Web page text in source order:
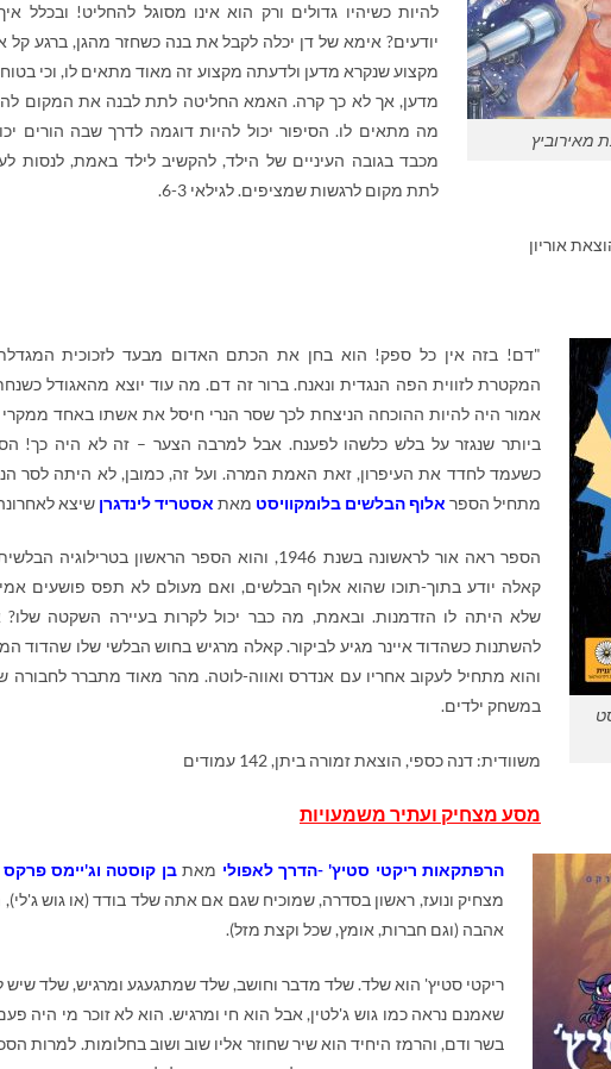
מאירוביץ
להיות כשיהיו גדולים ורק הוא אינו מסוגל להחליט! ובכלל
יודעים? אימא של דן יכלה לקבל את בנה כשחזר מהגן, ברגע קל
מקצוע שנקרא מדען ולדעתה מקצוע זה מאוד מתאים לו, וכי
מדען, אך לא כך קרה. האמא החליטה לתת לבנה את המקום
מה מתאים לו. הסיפור יכול להיות דוגמה לדרך שבה הורים
מכבד בגובה העיניים של הילד, להקשיב לילד באמת, לנסות
לתת מקום לרגשות שמציפים. לגילאי 6-3.
הוצאת אוריון
"דם! בזה אין כל ספק! הוא בחן את הכתם האדום מבעד לזכוכית
המקטרת לזווית הפה הנגדית ונאנח. ברור זה דם. מה עוד יוצא מהאגודל
אמור היה להיות ההוכחה הניצחת לכך שסר הנרי חיסל את אשתו באחד
ביותר שנגזר על בלש כלשהו לפענח. אבל למרבה הצער – זה לא היה כך!
כשעמד לחדד את העיפרון, זאת האמת המרה. ועל זה, כמובן, לא היתה לסר
מתחיל הספר אלוף הבלשים בלומקוויסט מאת אסטריד לינדגרן שיצא
הספר ראה אור לראשונה בשנת 1946, והוא הספר הראשון
קאלה יודע בתוך-תוכו שהוא אלוף הבלשים, ואם מעולם לא תפס פושעים
שלא היתה לו הזדמנות. ובאמת, מה כבר יכול לקרות בעיירה השקטה
להשתנות כשהדוד איינר מגיע לביקור. קאלה מרגיש בחוש הבלשי שלו שהדוד
והוא מתחיל לעקוב אחריו עם אנדרס ואווה-לוטה. מהר מאוד מתברר
במשחק ילדים.
משוודית: דנה כספי, הוצאת זמורה ביתן, 142 עמודים
מסע מצחיק ועתיר משמעויות
הרפתקאות ריקטי סטיץ' -הדרך לאפולי מאתבן קוסטה וג'יימס פרקס
מצחיק ונועז, ראשון בסדרה, שמוכיח שגם אם אתה שלד בודד (או גוש
אהבה (וגם חברות, אומץ, שכל וקצת מזל).
ריקטי סטיץ' הוא שלד. שלד מדבר וחושב, שלד שמתגעגע ומרגיש, שלד שיש
שאמנם נראה כמו גוש ג'לטין, אבל הוא חי ומרגיש. הוא לא זוכר מי היה
בשר ודם, והרמז היחיד הוא שיר שחוזר אליו שוב ושוב בחלומות. למרות